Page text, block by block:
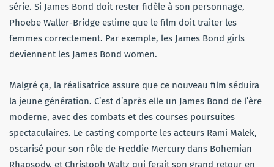
série. Si James Bond doit rester fidèle à son personnage,
Phoebe Waller-Bridge estime que le film doit traiter les
femmes correctement. Par exemple, les James Bond girls
deviennent les James Bond women.
Malgré ça, la réalisatrice assure que ce nouveau film séduira
la jeune génération. C’est d’après elle un James Bond de l’ère
moderne, avec des combats et des courses poursuites
spectaculaires. Le casting comporte les acteurs Rami Malek,
oscarisé pour son rôle de Freddie Mercury dans Bohemian
Rhapsody, et Christoph Waltz qui ferait son grand retour en